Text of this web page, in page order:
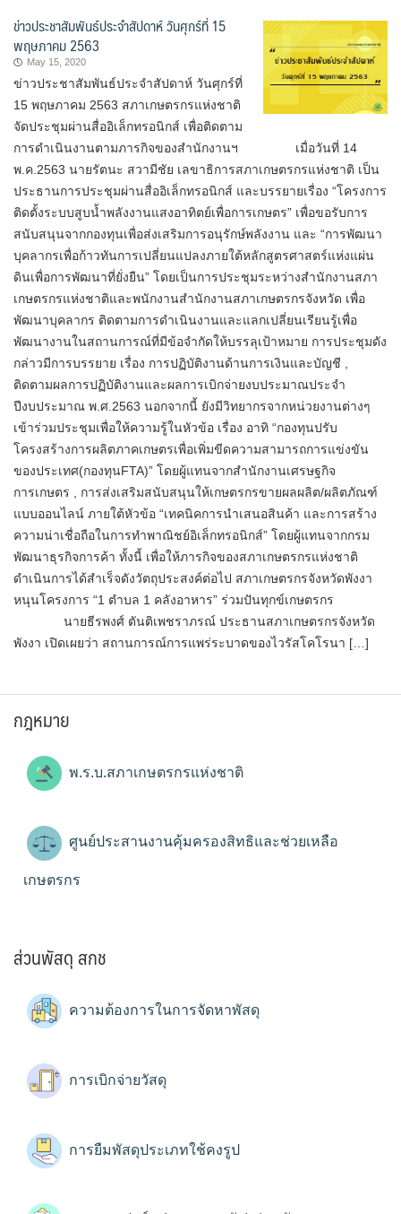
ข่าวประชาสัมพันธ์ประจำสัปดาห์ วันศุกร์ที่ 15
พฤษภาคม 2563
May 15, 2020
ข่าวประชาสัมพันธ์ประจำสัปดาห์ วันศุกร์ที่
15 พฤษภาคม 2563 สภาเกษตรกรแห่งชาติ
จัดประชุมผ่านสื่ออิเล็กทรอนิกส์ เพื่อติดตาม
การดำเนินงานตามภารกิจของสำนักงานฯ เมื่อวันที่ 14
พ.ค.2563 นายรัตนะ สวามีชัย เลขาธิการสภาเกษตรกรแห่งชาติ เป็น
ประธานการประชุมผ่านสื่ออิเล็กทรอนิกส์ และบรรยายเรื่อง “โครงการ
ติดตั้งระบบสูบน้ำพลังงานแสงอาทิตย์เพื่อการเกษตร” เพื่อขอรับการ
สนับสนุนจากกองทุนเพื่อส่งเสริมการอนุรักษ์พลังงาน และ “การพัฒนา
บุคลากรเพื่อก้าวทันการเปลี่ยนแปลงภายใต้หลักสูตรศาสตร์แห่งแผ่น
ดินเพื่อการพัฒนาที่ยั่งยืน” โดยเป็นการประชุมระหว่างสำนักงานสภา
เกษตรกรแห่งชาติและพนักงานสำนักงานสภาเกษตรกรจังหวัด เพื่อ
พัฒนาบุคลากร ติดตามการดำเนินงานและแลกเปลี่ยนเรียนรู้เพื่อ
พัฒนางานในสถานการณ์ที่มีข้อจำกัดให้บรรลุเป้าหมาย การประชุมดัง
กล่าวมีการบรรยาย เรื่อง การปฏิบัติงานด้านการเงินและบัญชี ,
ติดตามผลการปฏิบัติงานและผลการเบิกจ่ายงบประมาณประจำ
ปีงบประมาณ พ.ศ.2563 นอกจากนี้ ยังมีวิทยากรจากหน่วยงานต่างๆ
เข้าร่วมประชุมเพื่อให้ความรู้ในหัวข้อ เรื่อง อาทิ “กองทุนปรับ
โครงสร้างการผลิตภาคเกษตรเพื่อเพิ่มขีดความสามารถการแข่งขัน
ของประเทศ(กองทุนFTA)” โดยผู้แทนจากสำนักงานเศรษฐกิจ
การเกษตร , การส่งเสริมสนับสนุนให้เกษตรกรขายผลผลิต/ผลิตภัณฑ์
แบบออนไลน์ ภายใต้หัวข้อ “เทคนิคการนำเสนอสินค้า และการสร้าง
ความน่าเชื่อถือในการทำพาณิชย์อิเล็กทรอนิกส์” โดยผู้แทนจากกรม
พัฒนาธุรกิจการค้า ทั้งนี้ เพื่อให้ภารกิจของสภาเกษตรกรแห่งชาติ
ดำเนินการได้สำเร็จดังวัตถุประสงค์ต่อไป สภาเกษตรกรจังหวัดพังงา
หนุนโครงการ “1 ตำบล 1 คลังอาหาร” ร่วมปันทุกข์เกษตรกร
นายธีรพงศ์ ตันติเพชราภรณ์ ประธานสภาเกษตรกรจังหวัด
พังงา เปิดเผยว่า สถานการณ์การแพร่ระบาดของไวรัสโคโรนา […]
กฎหมาย
พ.ร.บ.สภาเกษตรกรแห่งชาติ
ศูนย์ประสานงานคุ้มครองสิทธิและช่วยเหลือ
เกษตรกร
ส่วนพัสดุ สกช
ความต้องการในการจัดหาพัสดุ
การเบิกจ่ายวัสดุ
การยืมพัสดุประเภทใช้คงรูป